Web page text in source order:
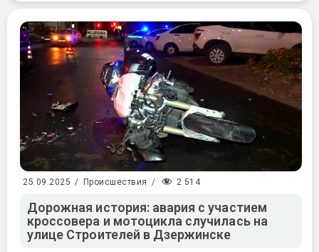
25.09.2025 / Происшествия / 2 514
Дорожная история: авария с участием
кроссовера и мотоцикла случилась на
улице Строителей в Дзержинске